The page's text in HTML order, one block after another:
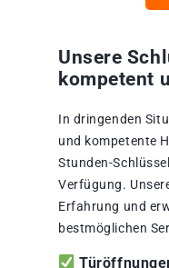
Unsere
kompetent
In dringenden
und kompetente
Stunden-
Verfügung.
Erfahrung und
bestmöglichen